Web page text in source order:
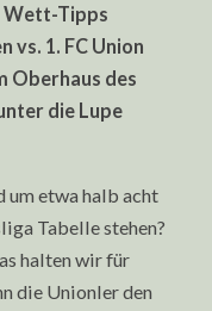
Wett-Tipps
vs. 1. FC Union
Oberhaus des
die Lupe
um etwa halb acht
Tabelle stehen?
halten wir für
die Unionler den